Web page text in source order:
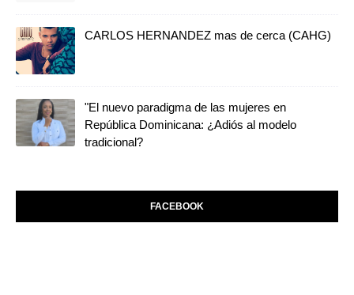
CARLOS HERNANDEZ mas de cerca (CAHG)
"El nuevo paradigma de las mujeres en
República Dominicana: ¿Adiós al modelo
tradicional?
FACEBOOK